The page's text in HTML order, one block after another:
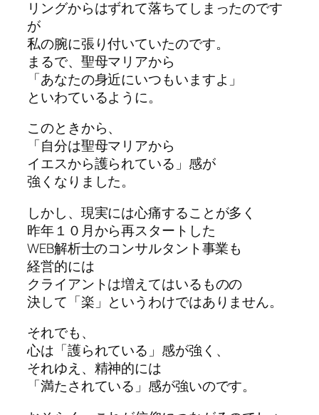
リングからはずれて落ちてしまったのです
が
私の腕に張り付いていたのです。
まるで、聖母マリアから
「あなたの身近にいつもいますよ」
といわているように。
このときから、
「自分は聖母マリアから
イエスから護られている」感が
強くなりました。
しかし、現実には心痛することが多く
昨年１０月から再スタートした
WEB解析士のコンサルタント事業も
経営的には
クライアントは増えてはいるものの
決して「楽」というわけではありません。
それでも、
心は「護られている」感が強く、
それゆえ、精神的には
「満たされている」感が強いのです。